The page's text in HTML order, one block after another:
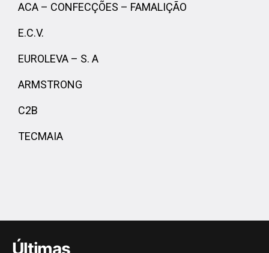
ACA – CONFECÇÕES – FAMALIÇÃO
E.C.V.
EUROLEVA – S. A
ARMSTRONG
C2B
TECMAIA
Últimas